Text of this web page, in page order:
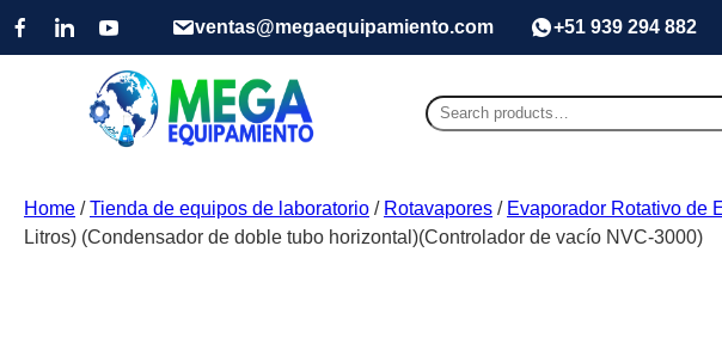
ventas@megaequipamiento.com +51 939 294 882
Search
for:
Home /Tienda de equipos de laboratorio / Rotavapores / Evaporador Rotativo de
Litros) (Condensador de doble tubo horizontal)(Controlador de vacío NVC-3000)